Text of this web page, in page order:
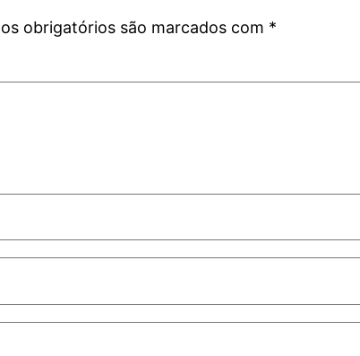
obrigatórios são marcados com *